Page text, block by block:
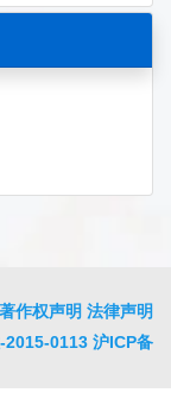
著作权声明 法律声明
2015-0113 沪ICP备